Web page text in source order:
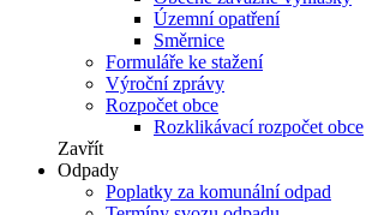
Územní opatření
Směrnice
Formuláře ke stažení
Výroční zprávy
Rozpočet obce
Rozklikávací rozpočet obce
Zavřít
Odpady
Poplatky za komunální odpad